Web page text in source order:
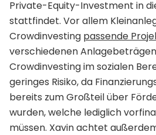
Private-Equity-Investment in
stattfindet. Vor allem
Crowdinvesting passende
verschiedenen
Crowdinvesting im sozialen
geringes Risiko, da
bereits zum Großteil über
wurden, welche lediglich
müssen. Xavin achtet